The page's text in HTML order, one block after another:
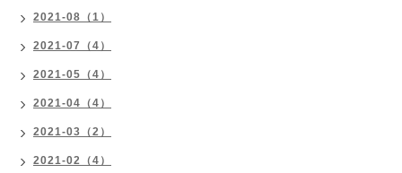
2021-08（1）
2021-07（4）
2021-05（4）
2021-04（4）
2021-03（2）
2021-02（4）